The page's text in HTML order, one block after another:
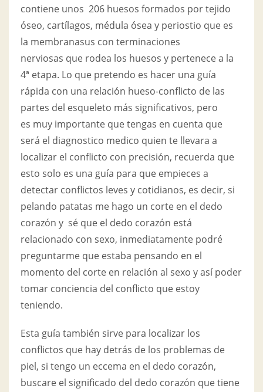
contiene unos 206 huesos formados por tejido
óseo, cartílagos, médula ósea y periostio que es
la membranasus con terminaciones
nerviosas que rodea los huesos y pertenece a la
4ª etapa. Lo que pretendo es hacer una guía
rápida con una relación hueso-conflicto de las
partes del esqueleto más significativos, pero
es muy importante que tengas en cuenta que
será el diagnostico medico quien te llevara a
localizar el conflicto con precisión, recuerda que
esto solo es una guía para que empieces a
detectar conflictos leves y cotidianos, es decir, si
pelando patatas me hago un corte en el dedo
corazón y sé que el dedo corazón está
relacionado con sexo, inmediatamente podré
preguntarme que estaba pensando en el
momento del corte en relación al sexo y así poder
tomar conciencia del conflicto que estoy
teniendo.
Esta guía también sirve para localizar los
conflictos que hay detrás de los problemas de
piel, si tengo un eccema en el dedo corazón,
buscare el significado del dedo corazón que tiene